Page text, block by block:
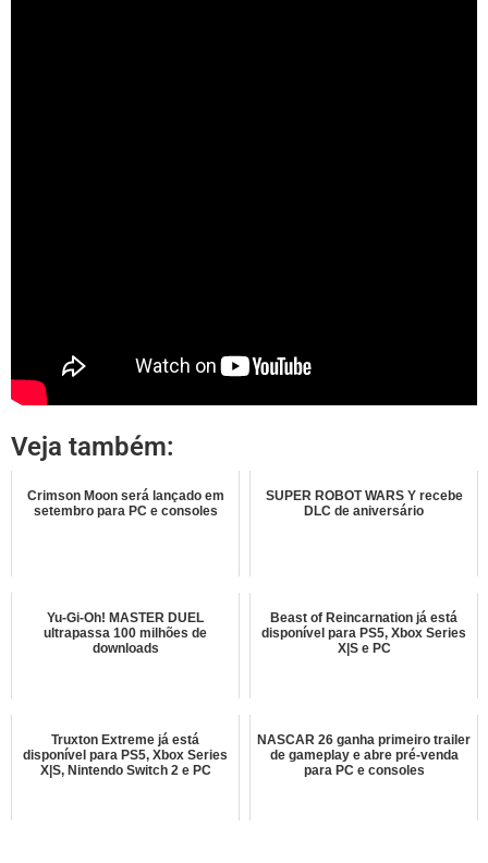
Veja também:
Crimson Moon será lançado em
setembro para PC e consoles
SUPER ROBOT WARS Y recebe
DLC de aniversário
Yu-Gi-Oh! MASTER DUEL
ultrapassa 100 milhões de
downloads
Beast of Reincarnation já está
disponível para PS5, Xbox Series
X|S e PC
Truxton Extreme já está
disponível para PS5, Xbox Series
X|S, Nintendo Switch 2 e PC
NASCAR 26 ganha primeiro trailer
de gameplay e abre pré-venda
para PC e consoles